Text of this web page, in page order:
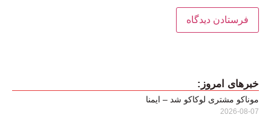
خبرهای امروز:
موناکو مشتری لوکاکو شد – ایمنا
2026-08-07